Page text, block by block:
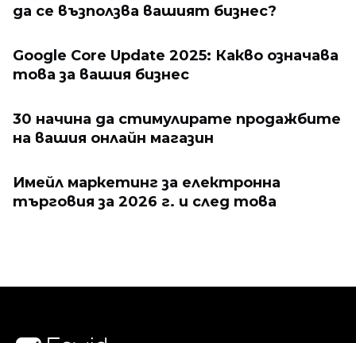
да се възползва вашият бизнес?
Google Core Update 2025: Какво означава
това за вашия бизнес
30 начина да стимулирате продажбите
на вашия онлайн магазин
Имейл маркетинг за електронна
търговия за 2026 г. и след това